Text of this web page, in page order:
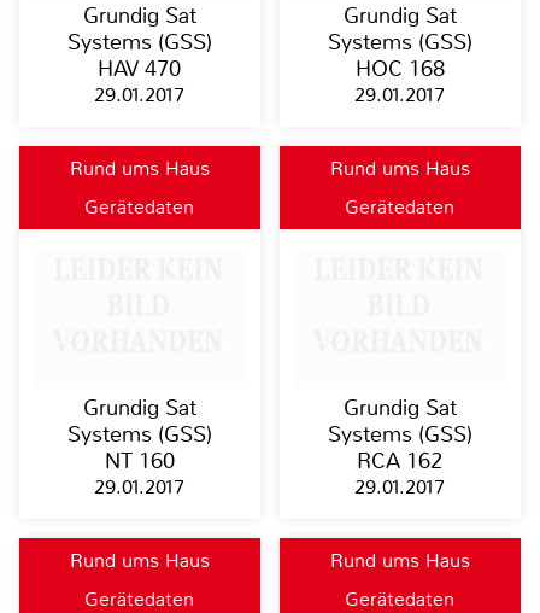
Grundig Sat
Systems (GSS)
HAV 470
29.01.2017
Grundig Sat
Systems (GSS)
HOC 168
29.01.2017
Rund ums Haus
Gerätedaten
Grundig Sat
Systems (GSS)
NT 160
29.01.2017
Rund ums Haus
Gerätedaten
Grundig Sat
Systems (GSS)
RCA 162
29.01.2017
Rund ums Haus
Gerätedaten
Rund ums Haus
Gerätedaten